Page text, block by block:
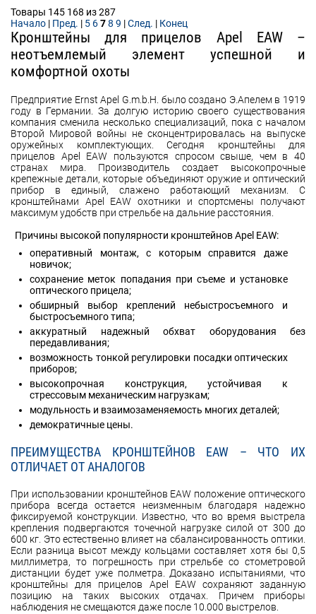
Товары 145 168 из 287
Начало | Пред. | 5 678 9 |След. | Конец
Кронштейны для прицелов Apel EAW –
неотъемлемый элемент успешной и
комфортной охоты
Предприятие Ernst Apel G.m.b.H. было создано Э.Апелем в 1919
году в Германии. За долгую историю своего существования
компания сменила несколько специализаций, пока с началом
Второй Мировой войны не сконцентрировалась на выпуске
оружейных комплектующих. Сегодня кронштейны для
прицелов Apel EAW пользуются спросом свыше, чем в 40
странах мира. Производитель создает высокопрочные
крепежные детали, которые объединяют оружие и оптический
прибор в единый, слажено работающий механизм. С
кронштейнами Apel EAW охотники и спортсмены получают
максимум удобств при стрельбе на дальние расстояния.
Причины высокой популярности кронштейнов Apel EAW:
оперативный монтаж, с которым справится даже
новичок;
сохранение меток попадания при съеме и установке
оптического прицела;
обширный выбор креплений небыстросъемного и
быстросъемного типа;
аккуратный надежный обхват оборудования без
передавливания;
возможность тонкой регулировки посадки оптических
приборов;
высокопрочная конструкция, устойчивая к
стрессовым механическим нагрузкам;
модульность и взаимозаменяемость многих деталей;
демократичные цены.
ПРЕИМУЩЕСТВА КРОНШТЕЙНОВ EAW – ЧТО ИХ
ОТЛИЧАЕТ ОТ АНАЛОГОВ
При использовании кронштейнов EAW положение оптического
прибора всегда остается неизменным благодаря надежно
фиксируемой конструкции. Известно, что во время выстрела
крепления подвергаются точечной нагрузке силой от 300 до
600 кг. Это естественно влияет на сбалансированность оптики.
Если разница высот между кольцами составляет хотя бы 0,5
миллиметра, то погрешность при стрельбе со стометровой
дистанции будет уже полметра. Доказано испытаниями, что
кронштейны для прицелов Apel EAW сохраняют заданную
позицию на таких высоких отдачах. Причем приборы
наблюдения не смещаются даже после 10.000 выстрелов.